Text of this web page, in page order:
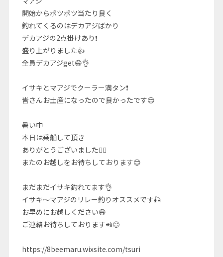
開始からポツポツ当たり良く
釣れてくるのはデカアジばかり
デカアジの2点掛けあり❗
盛り上がりました👍
全員デカアジget😄👌
イサキとマアジでクーラー満タン❗
皆さんお土産になったので良かったです😌
暑い中
本日は乗船して頂き
ありがとうございました🙇‍♂️
またのお越しをお待ちしております😊
まだまだイサキ釣れてます👌
イサキ～マアジのリレー釣りオススメです🎣
お早めにお越しください😄
ご連絡お待ちしております📲😊
https://8beemaru.wixsite.com/tsuri